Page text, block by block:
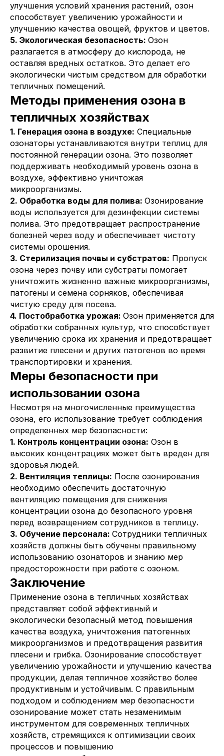
улучшения условий хранения растений, озон
способствует увеличению урожайности и
улучшению качества овощей, фруктов и цветов.
5. Экологическая безопасность: Озон
разлагается в атмосферу до кислорода, не
оставляя вредных остатков. Это делает его
экологически чистым средством для обработки
тепличных помещений.
Методы применения озона в
тепличных хозяйствах
1. Генерация озона в воздухе: Специальные
озонаторы устанавливаются внутри теплиц для
постоянной генерации озона. Это позволяет
поддерживать необходимый уровень озона в
воздухе, эффективно уничтожая
микроорганизмы.
2. Обработка воды для полива: Озонирование
воды используется для дезинфекции системы
полива. Это предотвращает распространение
болезней через воду и обеспечивает чистоту
системы орошения.
3. Стерилизация почвы и субстратов: Пропуск
озона через почву или субстраты помогает
уничтожить жизненно важные микроорганизмы,
патогены и семена сорняков, обеспечивая
чистую среду для посева.
4. Постобработка урожая: Озон применяется для
обработки собранных культур, что способствует
увеличению срока их хранения и предотвращает
развитие плесени и других патогенов во время
транспортировки и хранения.
Меры безопасности при
использовании озона
Несмотря на многочисленные преимущества
озона, его использование требует соблюдения
определенных мер безопасности:
1. Контроль концентрации озона: Озон в
высоких концентрациях может быть вреден для
здоровья людей.
2. Вентиляция теплицы: После озонирования
необходимо обеспечить достаточную
вентиляцию помещения для снижения
концентрации озона до безопасного уровня
перед возвращением сотрудников в теплицу.
3. Обучение персонала: Сотрудники тепличных
хозяйств должны быть обучены правильному
использованию озонаторов и знанию мер
предосторожности при работе с озоном.
Заключение
Применение озона в тепличных хозяйствах
представляет собой эффективный и
экологически безопасный метод повышения
качества воздуха, уничтожения патогенных
микроорганизмов и предотвращения развития
плесени и грибка. Озонирование способствует
увеличению урожайности и улучшению качества
продукции, делая тепличное хозяйство более
продуктивным и устойчивым. С правильным
подходом и соблюдением мер безопасности
озонирование может стать незаменимым
инструментом для современных тепличных
хозяйств, стремящихся к оптимизации своих
процессов и повышению
Каталог
Озонаторы воздуха
Озонаторы воды
Бытовые озонаторы
Промышленные озонаторы
Озонирующие шкафы
Доп. оборудование
Политика в отношении обработки
персональных данных
Мы на маркетплейсах
Другие наши проекты
Ozon
WildBerries
Электрические котлы Amber
Яндекс.Маркет
Озонированные масла Cosmo3
OTRIDAR © 2020-2025
ООО "УБЕР ЭЛЕКТРО" ИНН 6166119724
Разработка сайта
Подписка на рассылку
подтверждаю свое согласие на обработку
персональных данных и ознакомление с
положениями Политики конфиденциальности
ОТПРАВИТЬ